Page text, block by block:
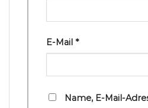
E-Mail *
Name, E-Mail-